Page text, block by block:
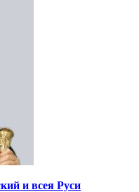
и всея Руси